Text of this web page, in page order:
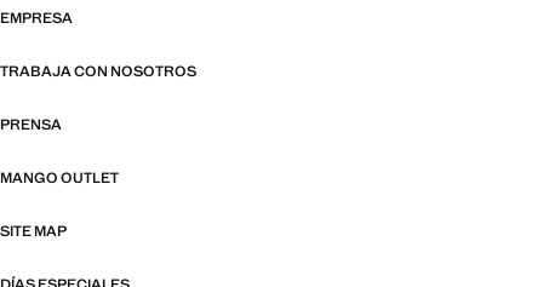
EMPRESA
TRABAJA CON NOSOTROS
PRENSA
MANGO OUTLET
SITE MAP